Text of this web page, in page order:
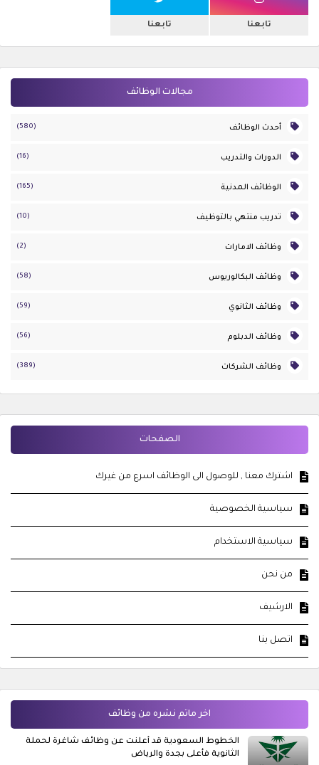
تابعنا تابعنا
مجالات الوظائف
أحدث الوظائف (580)
الدورات والتدريب (16)
الوظائف المدنية (165)
تدريب منتهي بالتوظيف (10)
وظائف الامارات (2)
وظائف البكالوريوس (58)
وظائف الثانوي (59)
وظائف الدبلوم (56)
وظائف الشركات (389)
الصفحات
اشترك معنا , للوصول الى الوظائف اسرع من غيرك
سياسية الخصوصية
سياسية الاستخدام
من نحن
الارشيف
اتصل بنا
اخر ماتم نشره من وظائف
الخطوط السعودية قد أعلنت عن وظائف شاغرة لحملة
الثانوية فأعلى بجدة والرياض